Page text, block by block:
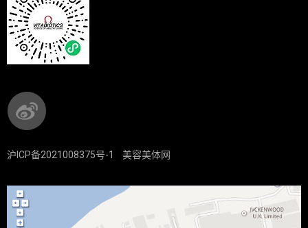
沪ICP备2021008375号-1 美容美体网